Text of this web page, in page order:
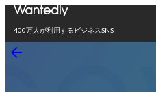
400万人が利用するビジネスSNS